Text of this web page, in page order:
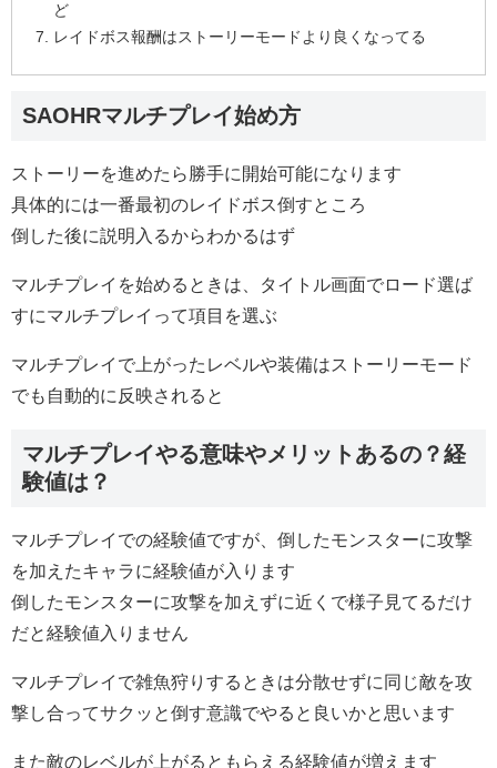
ど
レイドボス報酬はストーリーモードより良くなってる
SAOHRマルチプレイ始め方
ストーリーを進めたら勝手に開始可能になります
具体的には一番最初のレイドボス倒すところ
倒した後に説明入るからわかるはず
マルチプレイを始めるときは、タイトル画面でロード選ば
すにマルチプレイって項目を選ぶ
マルチプレイで上がったレベルや装備はストーリーモード
でも自動的に反映されると
マルチプレイやる意味やメリットあるの？経
験値は？
マルチプレイでの経験値ですが、倒したモンスターに攻撃
を加えたキャラに経験値が入ります
倒したモンスターに攻撃を加えずに近くで様子見てるだけ
だと経験値入りません
マルチプレイで雑魚狩りするときは分散せずに同じ敵を攻
撃し合ってサクッと倒す意識でやると良いかと思います
また敵のレベルが上がるともらえる経験値が増えます